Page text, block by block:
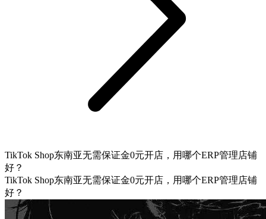
TikTok Shop东南亚无需保证金0元开店，用哪个ERP管理店铺
好？
TikTok Shop东南亚无需保证金0元开店，用哪个ERP管理店铺
好？